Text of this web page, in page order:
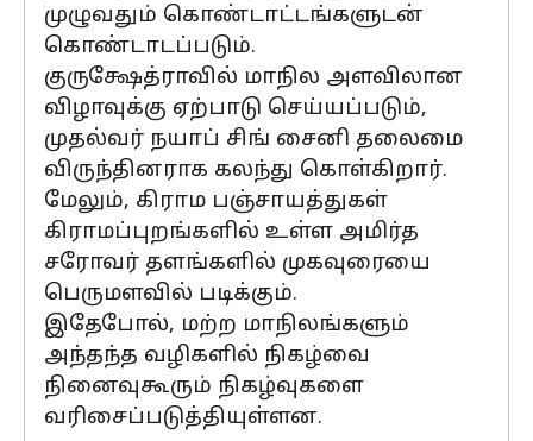
முழுவதும் கொண்டாட்டங்களுடன்
கொண்டாடப்படும்.
குருக்ஷேத்ராவில் மாநில அளவிலான
விழாவுக்கு ஏற்பாடு செய்யப்படும்,
முதல்வர் நயாப் சிங் சைனி தலைமை
விருந்தினராக கலந்து கொள்கிறார்.
மேலும், கிராம பஞ்சாயத்துகள்
கிராமப்புறங்களில் உள்ள அமிர்த
சரோவர் தளங்களில் முகவுரையை
பெருமளவில் படிக்கும்.
இதேபோல், மற்ற மாநிலங்களும்
அந்தந்த வழிகளில் நிகழ்வை
நினைவுகூரும் நிகழ்வுகளை
வரிசைப்படுத்தியுள்ளன.